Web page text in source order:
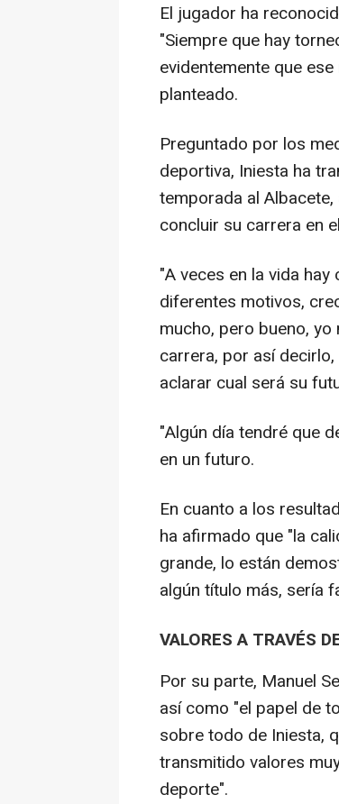
El jugador ha
"Siempre que hay
evidentemente que
planteado.
Preguntado por los
deportiva, Iniesta ha
temporada al
concluir su carrera en
"A veces en la vida
diferentes motivos,
mucho, pero bueno,
carrera, por así
aclarar cual será su
"Algún día tendré que
en un futuro.
En cuanto a los
ha afirmado que "la
grande, lo están
algún título más, sería
VALORES A TRAVÉS
Por su parte, Manuel
así como "el papel de
sobre todo de Iniesta,
transmitido valores
deporte".